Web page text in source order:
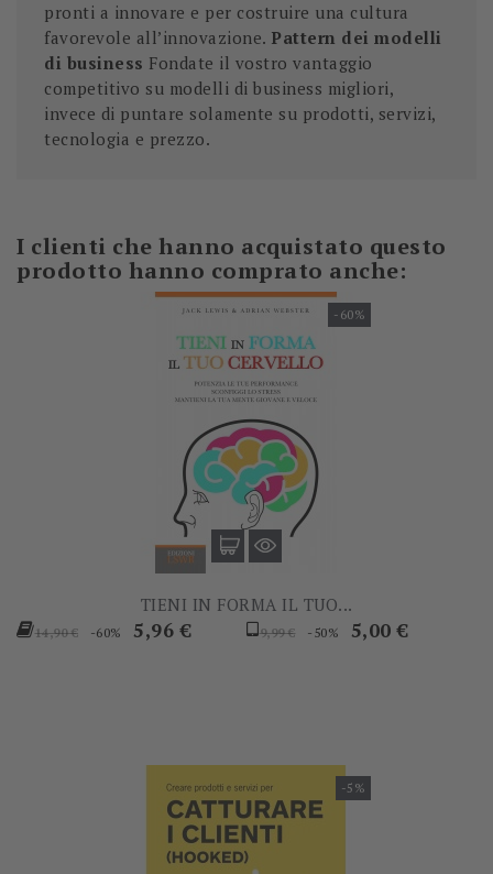
pronti a innovare e per costruire una cultura
favorevole all’innovazione. Pattern dei modelli
di business Fondate il vostro vantaggio
competitivo su modelli di business migliori,
invece di puntare solamente su prodotti, servizi,
tecnologia e prezzo.
I clienti che hanno acquistato questo
prodotto hanno comprato anche:
-60%
TIENI IN FORMA IL TUO...
Prezzo
14,90 € -60% Prezzo
5,96 €
Prezzo
9,99 € -50% Prezzo
5,00 €
-5%